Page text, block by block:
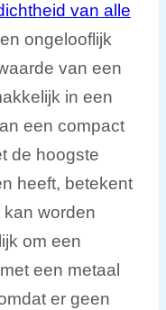
van alle
ongelooflijk
van een
in een
een compact
de hoogste
heeft, betekent
worden
om een
een metaal
er geen